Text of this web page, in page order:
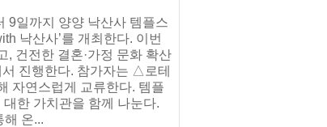
9일까지 양양 낙산사 템플스
낙산사’를 개최한다. 이번
, 건전한 결혼·가정 문화 확산
진행한다. 참가자는 △로테
자연스럽게 교류한다. 템플
한 가치관을 함께 나눈다.
해 온...